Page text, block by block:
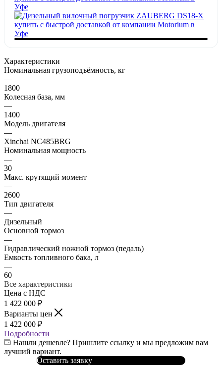
Характеристики
Номинальная грузоподъёмность, кг
—
1800
Колесная база, мм
—
1400
Модель двигателя
—
Xinchai NC485BRG
Номинальная мощность
—
30
Макс. крутящий момент
—
2600
Тип двигателя
—
Дизельный
Основной тормоз
—
Гидравлический ножной тормоз (педаль)
Емкость топливного бака, л
—
60
Все характеристики
Цена с НДС
1 422 000 ₽
Варианты цен
1 422 000 ₽
Подробности
Нашли дешевле? Пришлите ссылку и мы предложим вам
лучший вариант.
Оставить заявку